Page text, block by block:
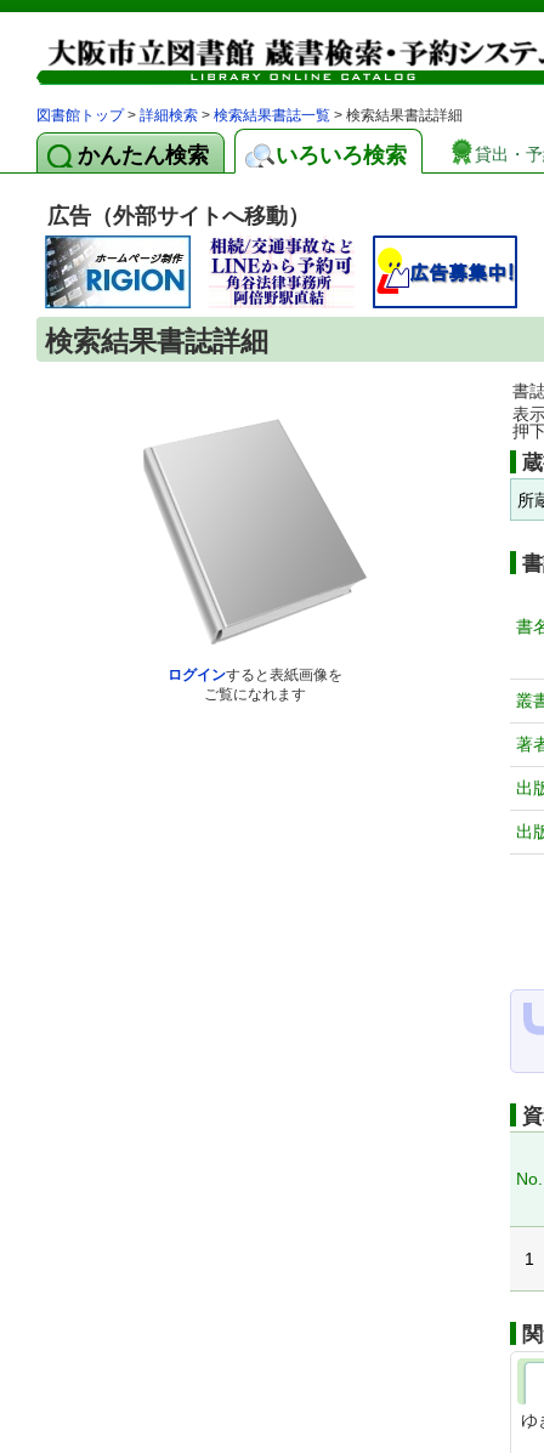
図書館トップ> 詳細検索 > 検索結果書誌一覧 > 検索結果書誌詳細
かんたん検索 いろいろ検索 貸出・
広告（外部サイトへ移動）
検索結果書誌詳細
ログインすると表紙画像を
ご覧になれます
書
表
押
所
書
叢
著
出
出
No.
1
ゆ